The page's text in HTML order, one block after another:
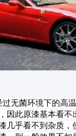
无菌环境下的高
因此原漆基本看不
几乎看不到杂质，